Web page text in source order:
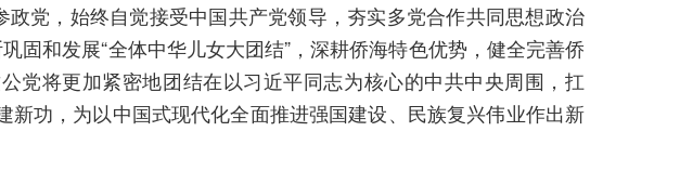
党，始终自觉接受中国共产党领导，夯实多党合作共同思想政治
和发展“全体中华儿女大团结”，深耕侨海特色优势，健全完善侨
党将更加紧密地团结在以习近平同志为核心的中共中央周围，扛
新功，为以中国式现代化全面推进强国建设、民族复兴伟业作出新